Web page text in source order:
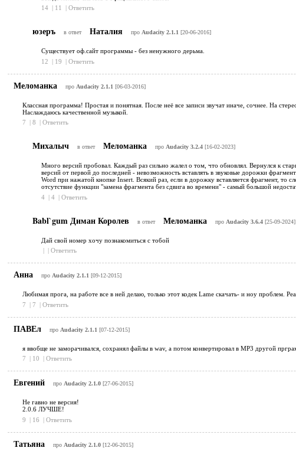
14 | 11 | Ответить
юзеръ в ответ Наталия про Audacity 2.1.1 [20-06-2016]
Существует оф.сайт программы - без ненужного дерьма.
12
| 19 | Ответить
Меломанка про Audacity 2.1.1 [06-03-2016]
Классная программа! Простая и понятная. После неё все записи звучат иначе, сочнее. На
Наслаждаюсь качественной музыкой.
7
| 8 | Ответить
Михалыч в ответ Меломанка про Audacity 3.2.4[16-02-2023]
Много версий пробовал. Каждый раз сильно жалел о том, что обновлял. Вернулся к
версий от первой до последней - невозможность вставлять в звуковые дорожки
Word при нажатой кнопке Insert. Всякий раз, если в дорожку вставляется фрагмент, то
отсутствие функции "замена фрагмента без сдвига во времени" - самый большой
4 | 4 | Ответить
Babl`gum Диман Королев в ответ Меломанка про Audacity 3.6.4[25-09-2024]
Дай свой номер хочу познакомиться с тобой
| | Ответить
Анна про Audacity 2.1.1 [09-12-2015]
Любимая прога, на работе все в ней делаю, только этот кодек Lame скачать- и ноу проблем.
7
| 7 | Ответить
ПАВЕл про Audacity 2.1.1 [07-12-2015]
я ввобще не заморачивался, сохранял файлы в wav, а потом конвертировал в MP3 другой
7
| 10 | Ответить
Евгений про Audacity 2.1.0[27-06-2015]
Не гавно не версия!
2.0.6 ЛУЧШЕ!
9
| 16 | Ответить
Татьяна про Audacity 2.1.0[12-06-2015]